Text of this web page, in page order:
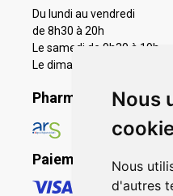
Nous
Nous
d'autres
Du lundi au vendredi
de 8h30 à 20h
Le samedi de 9h30 à 19h
Le dimanche 11h à 19h
Pharmacie en ligne
Paiement sécurisé